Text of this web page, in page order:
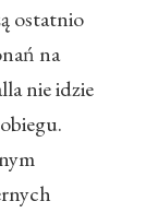
ostatnio
na
nie idzie